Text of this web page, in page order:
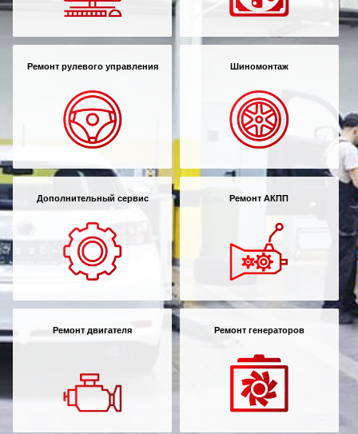
Ремонт рулевого управления Шиномонтаж
Дополнительный сервис Ремонт АКПП
Ремонт двигателя Ремонт генераторов